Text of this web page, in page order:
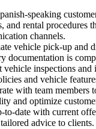
speaking
and rental procedures
channels.
vehicle pick-up and
documentation is
vehicle inspections and
and vehicle
with team members
and optimize
to-date with current
advice to clients.